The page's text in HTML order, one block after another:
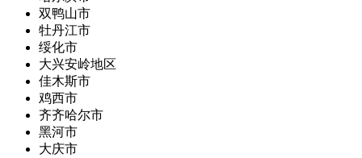
双鸭山市
牡丹江市
绥化市
大兴安岭地区
佳木斯市
鸡西市
齐齐哈尔市
黑河市
大庆市